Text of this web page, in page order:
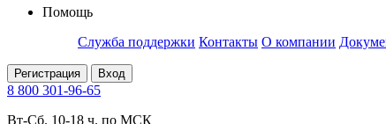
Помощь
Служба поддержки Контакты О компании
Регистрация Вход
8 800 301-96-65
Вт-Сб. 10-18 ч. по МСК